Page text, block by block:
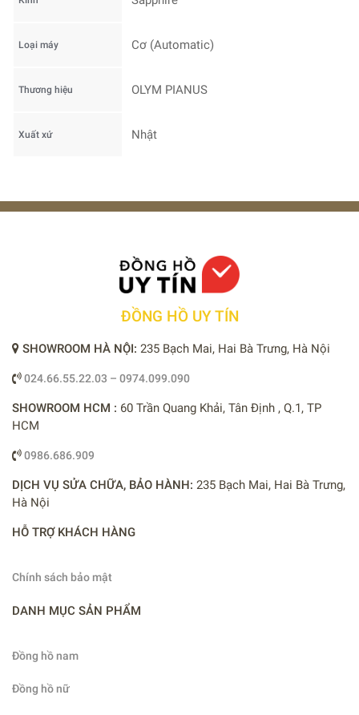
Loại máy Cơ (Automatic)
Thương hiệu OLYM PIANUS
Xuất xứ Nhật
ĐỒNG HỒ UY TÍN
SHOWROOM HÀ NỘI: 235 Bạch Mai, Hai Bà Trưng, Hà Nội
024.66.55.22.03 – 0974.099.090
SHOWROOM HCM : 60 Trần Quang Khải, Tân Định , Q.1, TP
HCM
0986.686.909
DỊCH VỤ SỬA CHỮA, BẢO HÀNH: 235 Bạch Mai, Hai Bà Trưng,
Hà Nội
HỖ TRỢ KHÁCH HÀNG
Chính sách bảo mật
DANH MỤC SẢN PHẨM
Đồng hồ nam
Đồng hồ nữ